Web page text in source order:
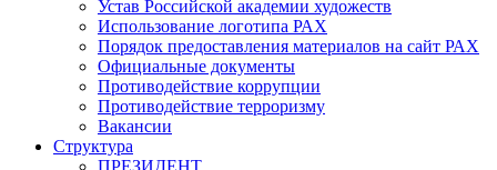
Устав Российской академии художеств
Использование логотипа РАХ
Порядок предоставления материалов на сайт РАХ
Официальные документы
Противодействие коррупции
Противодействие терроризму
Вакансии
Структура
ПРЕЗИДЕНТ